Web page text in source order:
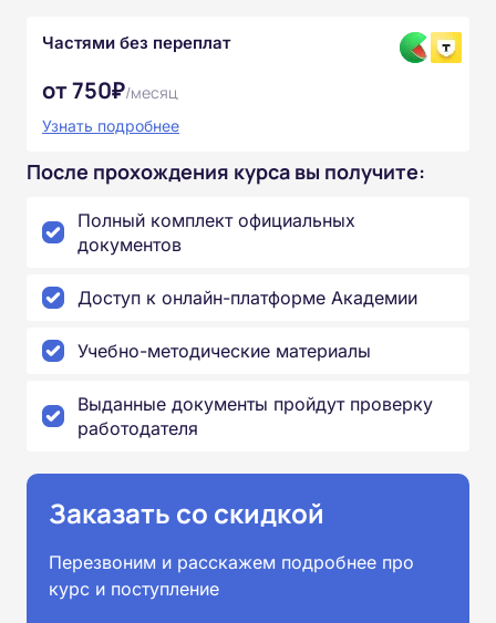
Частями без переплат
от 750₽/месяц
Узнать подробнее
После прохождения курса вы получите:
Полный комплект официальных
документов
Доступ к онлайн-платформе Академии
Учебно-методические материалы
Выданные документы пройдут проверку
работодателя
Заказать со скидкой
Перезвоним и расскажем подробнее про
курс и поступление